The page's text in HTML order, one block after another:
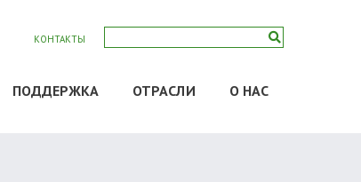
КОНТАКТЫ
ПОДДЕРЖКА ОТРАСЛИ О НАС